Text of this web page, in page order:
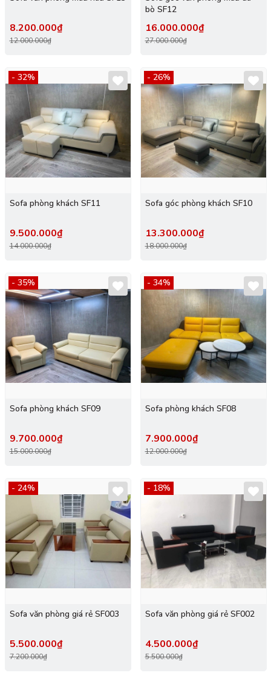
8.200.000₫
12.000.000₫
bò SF12
16.000.000₫
27.000.000₫
- 32%
Sofa phòng khách SF11
9.500.000₫
14.000.000₫
- 26%
Sofa góc phòng khách SF10
13.300.000₫
18.000.000₫
- 35%
Sofa phòng khách SF09
9.700.000₫
15.000.000₫
- 34%
Sofa phòng khách SF08
7.900.000₫
12.000.000₫
- 24%
Sofa văn phòng giá rẻ SF003
5.500.000₫
7.200.000₫
- 18%
Sofa văn phòng giá rẻ SF002
4.500.000₫
5.500.000₫